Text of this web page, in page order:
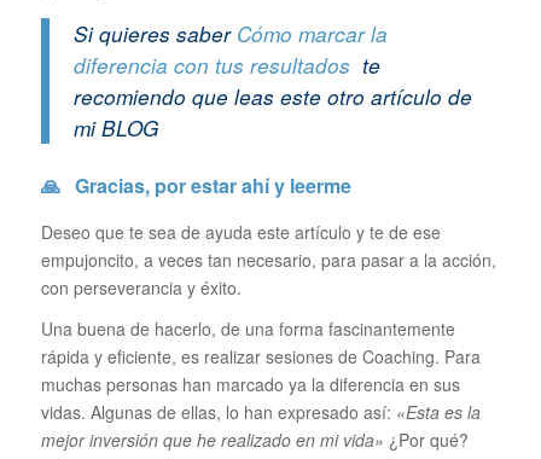
Si quieres saber Cómo marcar la
diferencia con tus resultados te
recomiendo que leas este otro artículo de
mi BLOG
🙏 Gracias, por estar ahí y leerme
Deseo que te sea de ayuda este artículo y te de ese
empujoncito, a veces tan necesario, para pasar a la acción,
con perseverancia y éxito.
Una buena de hacerlo, de una forma fascinantemente
rápida y eficiente, es realizar sesiones de Coaching. Para
muchas personas han marcado ya la diferencia en sus
vidas. Algunas de ellas, lo han expresado así: «Esta es la
mejor inversión que he realizado en mi vida» ¿Por qué?